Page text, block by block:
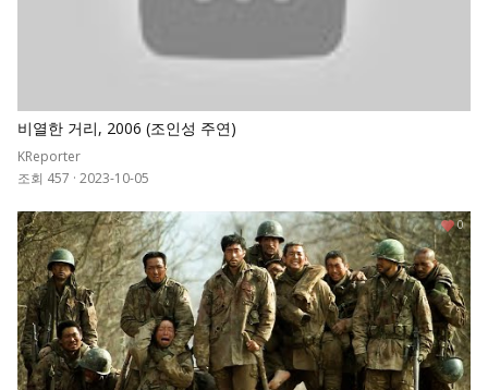
비열한 거리, 2006 (조인성 주연)
KReporter
조회 457 · 2023-10-05
0